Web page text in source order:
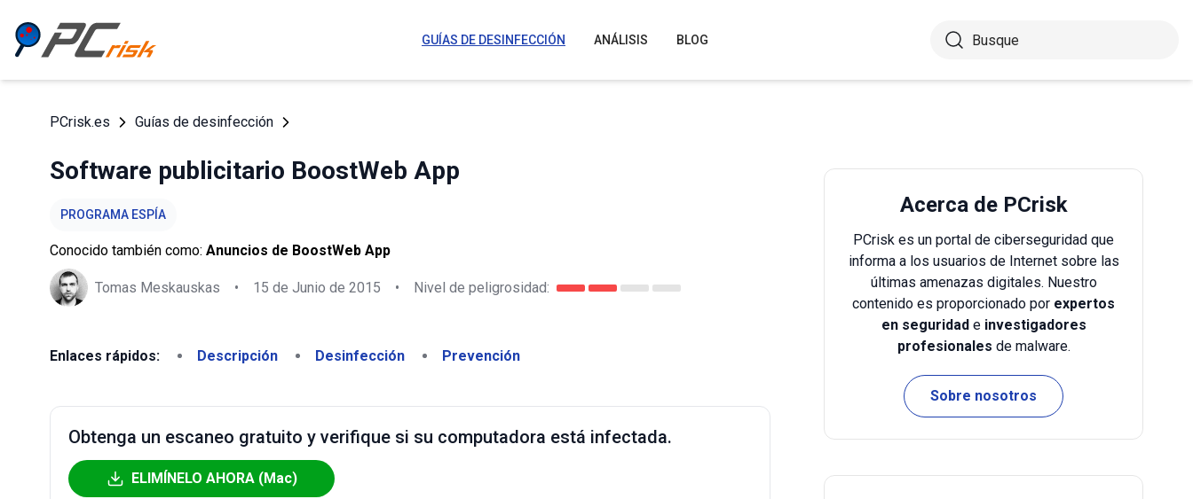
GUÍAS DE DESINFECCIÓN ANÁLISIS BLOG
PCrisk.es Guías de desinfección
Software publicitario BoostWeb App
PROGRAMA ESPÍA
Conocido también como: Anuncios de BoostWeb App
Tomas Meskauskas • 15 de Junio de 2015 • Nivel de peligrosidad:
Enlaces rápidos: Descripción Desinfección Prevención
Obtenga un escaneo gratuito y verifique si su computadora está infectada.
ELIMÍNELO AHORA (Mac)
Acerca de PCrisk
PCrisk es un portal de ciberseguridad que
informa a los usuarios de Internet sobre las
últimas amenazas digitales. Nuestro
contenido es proporcionado por expertos
en seguridade investigadores
profesionales de malware.
Sobre nosotros